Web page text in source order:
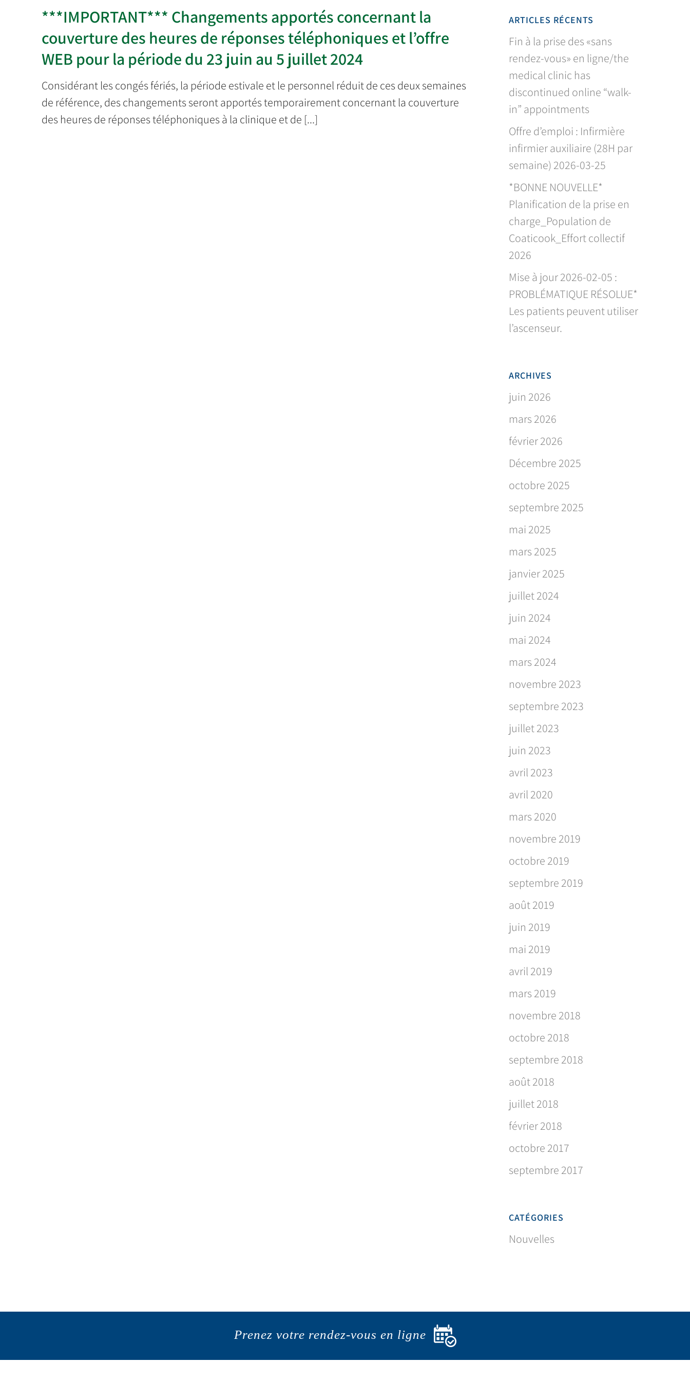
***IMPORTANT*** Changements apportés concernant la
couverture des heures de réponses téléphoniques et l’offre
WEB pour la période du 23 juin au 5 juillet 2024
Considérant les congés fériés, la période estivale et le personnel réduit de ces deux semaines
de référence, des changements seront apportés temporairement concernant la couverture
des heures de réponses téléphoniques à la clinique et de [...]
ARTICLES RÉCENTS
Fin à la prise des «sans
rendez-vous» en ligne/the
medical clinic has
discontinued online “walk-
in” appointments
Offre d’emploi : Infirmière
infirmier auxiliaire (28H par
semaine) 2026-03-25
*BONNE NOUVELLE*
Planification de la prise en
charge_Population de
Coaticook_Effort collectif
2026
Mise à jour 2026-02-05 :
PROBLÉMATIQUE RÉSOLUE*
Les patients peuvent utiliser
l’ascenseur.
ARCHIVES
juin 2026
mars 2026
février 2026
Décembre 2025
octobre 2025
septembre 2025
mai 2025
mars 2025
janvier 2025
juillet 2024
juin 2024
mai 2024
mars 2024
novembre 2023
septembre 2023
juillet 2023
juin 2023
avril 2023
avril 2020
mars 2020
novembre 2019
octobre 2019
septembre 2019
août 2019
juin 2019
mai 2019
avril 2019
mars 2019
novembre 2018
octobre 2018
septembre 2018
août 2018
juillet 2018
février 2018
octobre 2017
septembre 2017
CATÉGORIES
Nouvelles
Prenez votre rendez-vous en ligne